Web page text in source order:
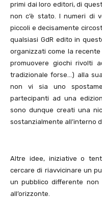
primi dai loro editori, di
non c’è stato. I numeri di
piccoli e decisamente
qualsiasi GdR edito in
organizzati come la
promuovere giochi rivolti
tradizionale forse…) alla
non vi sia uno
partecipanti ad una
sono dunque creati una
sostanzialmente all’interno
Altre idee, iniziative o
cercare di riavvicinare un
un pubblico differente non
all’orizzonte.